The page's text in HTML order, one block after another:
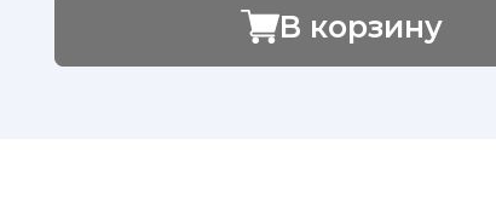
В корзину